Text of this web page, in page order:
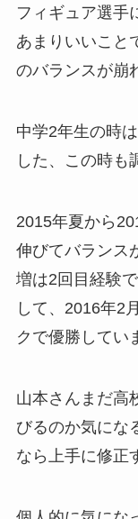
フィギュア選手
あまりいいこと
のバランスが崩
中学2年生の時
した、この時も
2015年夏から
伸びてバランス
増は2回目経験
して、2016年2
クで優勝してい
山本さんまだ高
びるのか気にな
なら上手に修正